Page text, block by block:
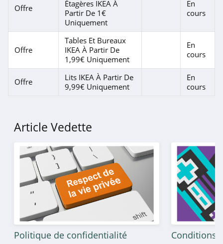
Offre
Étagères IKEA À
Partir De 1€
Uniquement
En
cours
Offre
Tables Et Bureaux
IKEA À Partir De
1,99€ Uniquement
En
cours
Offre
Lits IKEA À Partir De
9,99€ Uniquement
En
cours
Article Vedette
Politique de confidentialité Conditions